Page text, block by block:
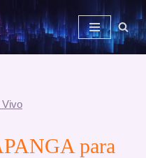
Vivo
para